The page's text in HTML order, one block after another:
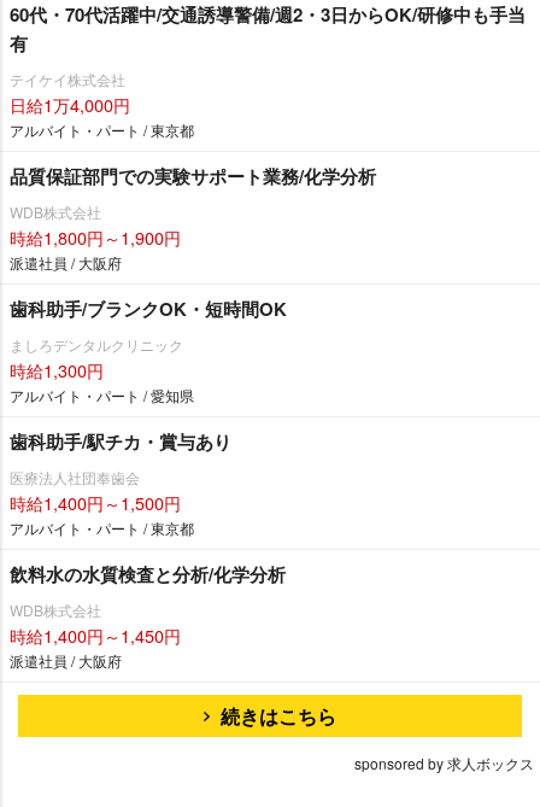
60代・70代活躍中/交通誘導警備/週2・3日からOK/研修中も手当
有
テイケイ株式会社
日給1万4,000円
アルバイト・パート / 東京都
品質保証部門での実験サポート業務/化学分析
WDB株式会社
時給1,800円～1,900円
派遣社員 / 大阪府
歯科助手/ブランクOK・短時間OK
ましろデンタルクリニック
時給1,300円
アルバイト・パート / 愛知県
歯科助手/駅チカ・賞与あり
医療法人社団奉歯会
時給1,400円～1,500円
アルバイト・パート / 東京都
飲料水の水質検査と分析/化学分析
WDB株式会社
時給1,400円～1,450円
派遣社員 / 大阪府
続きはこちら
sponsored by 求人ボックス